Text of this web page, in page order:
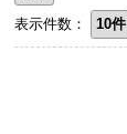
表示件数：
10件